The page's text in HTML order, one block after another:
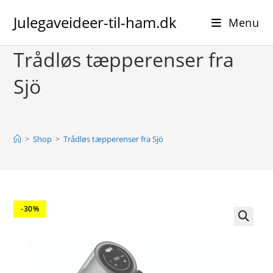
content
Julegaveideer-til-ham.dk Menu
Trådløs tæpperenser fra
Sjö
> Shop > Trådløs tæpperenser fra Sjö
-30%